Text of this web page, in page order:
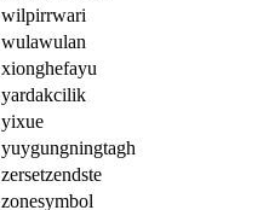
wilpirrwari
wulawulan
xionghefayu
yardakcilik
yixue
yuygungningtagh
zersetzendste
zonesymbol